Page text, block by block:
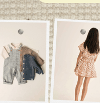
tout achat de 100$ et
ACCÈS